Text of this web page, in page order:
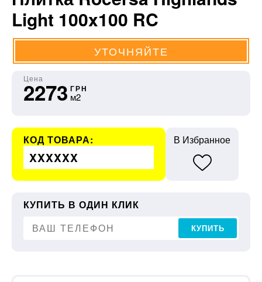
Light 100x100 RC
УТОЧНЯЙТЕ
Цена
2273 ГРН
м2
КОД ТОВАРА:
XXXXXX
В Избранное
КУПИТЬ В ОДИН КЛИК
КУПИТЬ